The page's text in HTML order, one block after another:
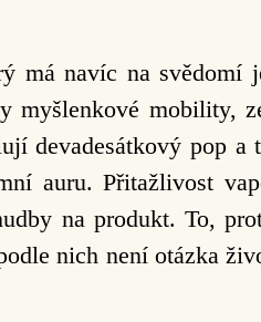
má navíc na
myšlenkové
devadesátkový pop
auru. Přitažlivost
na produkt. To,
nich není otázka